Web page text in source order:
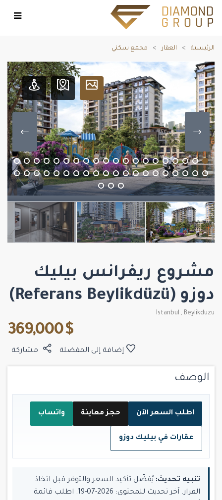
الرئيسية العقار مجمع سكني
مشروع ريفرانس بيليك
دوزو (Referans Beylikdüzü)
Istanbul , Beylikduzu
$ 369,000
مشاركة إضافة إلى المفضلة
الوصف
اطلب السعر الآن حجز معاينة واتساب
عقارات في بيليك دوزو
تنبيه تحديث: يُفضّل تأكيد السعر والتوفر قبل اتخاذ
القرار. آخر تحديث للمحتوى: 2026-07-19. اطلب قائمة